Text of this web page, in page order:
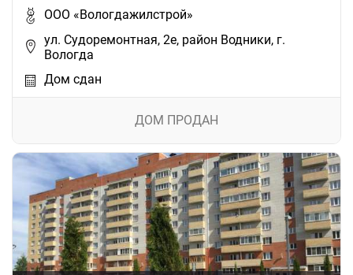
ООО «Вологдажилстрой»
ул. Судоремонтная, 2е, район Водники, г.
Вологда
Дом сдан
ДОМ ПРОДАН